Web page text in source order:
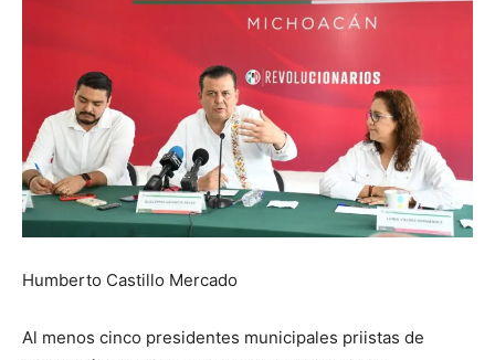
Humberto Castillo Mercado
Al menos cinco presidentes municipales priistas de